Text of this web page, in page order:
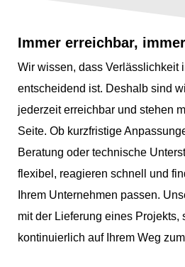
Immer erreichbar,
Wir wissen, dass Verlässlichkeit
entscheidend ist. Deshalb sind
jederzeit erreichbar und stehen
Seite. Ob kurzfristige
Beratung oder technische
flexibel, reagieren schnell und
Ihrem Unternehmen passen.
mit der Lieferung eines Projekts,
kontinuierlich auf Ihrem Weg